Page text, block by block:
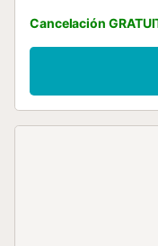
(horno, lavavajillas, 3
hervidor de agua
cafetera eléctrica).
la localidad. El
Internet (Wifi, gratis).
Cancelación